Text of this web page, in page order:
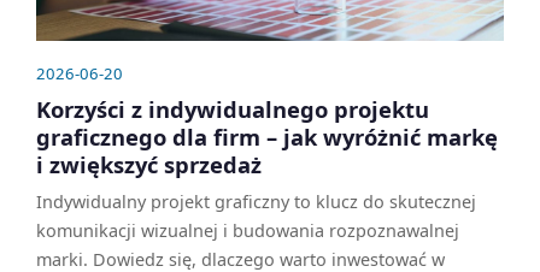
2026-06-20
Korzyści z indywidualnego projektu
graficznego dla firm – jak wyróżnić markę
i zwiększyć sprzedaż
Indywidualny projekt graficzny to klucz do skutecznej
komunikacji wizualnej i budowania rozpoznawalnej
marki. Dowiedz się, dlaczego warto inwestować w